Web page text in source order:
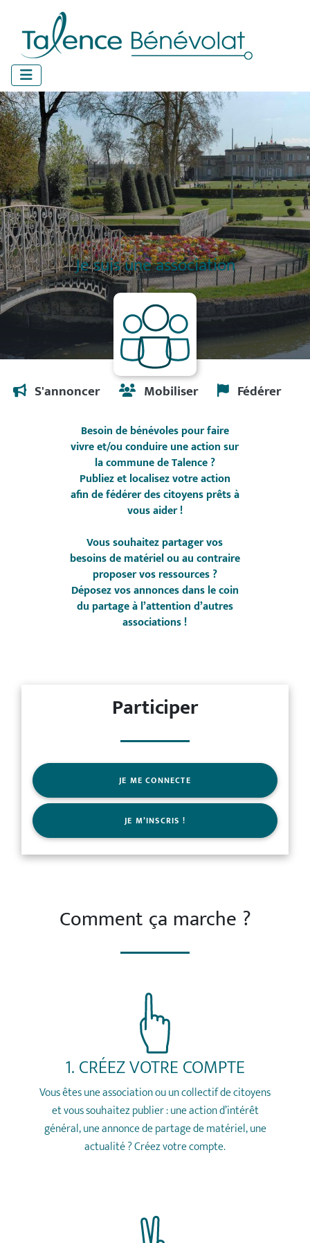
Je suis une association
S'annoncer Mobiliser Fédérer
"Pourquoi m'inscrire"
Besoin de bénévoles pour faire
vivre et/ou conduire une action sur
la commune de Talence ?
Publiez et localisez votre action
afin de fédérer des citoyens prêts à
vous aider !
Vous souhaitez partager vos
besoins de matériel ou au contraire
proposer vos ressources ?
Déposez vos annonces dans le coin
du partage à l’attention d’autres
associations !
Participer
JE ME CONNECTE
JE M’INSCRIS !
Comment ça marche ?
1. CRÉEZ VOTRE COMPTE
Vous êtes une association ou un collectif de citoyens
et vous souhaitez publier : une action d’intérêt
général, une annonce de partage de matériel, une
actualité ?Créez votre compte.
Panneau de gestion des cookies